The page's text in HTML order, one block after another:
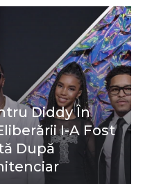
Diddy În
I-A Fost
După